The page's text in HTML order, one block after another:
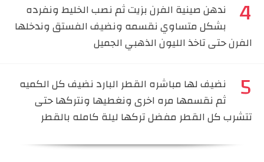
ندهن صينية الفرن بزيت ثم نصب الخليط ونفرده
بشكل متساوي نقسمه ونضيف الفستق وندخلها
الفرن حتى تاخذ الليون الذهبي الجميل
⁠نضيف لها مباشره القطر البارد نضيف كل الكميه
ثم نقسمها مره اخرى ونغطيها ونتركها حتى
تتشرب كل القطر مفضل تركها ليلة كامله بالقطر